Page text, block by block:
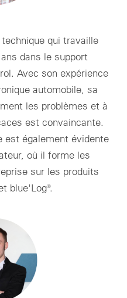
qui travaille
dans le support
Avec son expérience
automobile, sa
les problèmes et à
est convaincante.
est également évidente
où il forme les
sur les produits
blue'Log®.